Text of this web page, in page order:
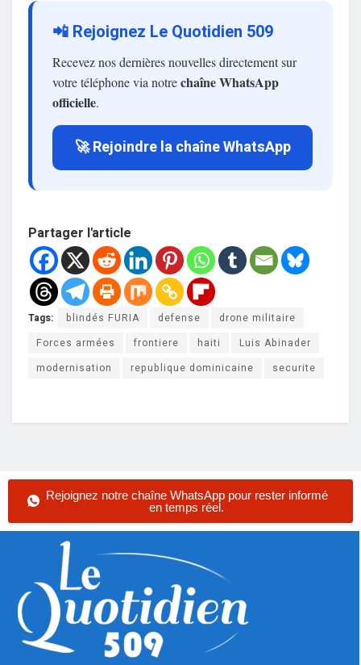
📲 Rejoignez Le Quotidien 509
Recevez nos dernières nouvelles directement sur
votre téléphone via notrechaîne WhatsApp
officielle.
🚀 Rejoindre la chaîne WhatsApp
Partager l'article
Tags: blindés FURIA defense
drone militaire
Forces armées
frontiere haiti
Luis Abinader
modernisation
republique dominicaine securite
Rejoignez notre chaîne WhatsApp pour rester informé
en temps réel.